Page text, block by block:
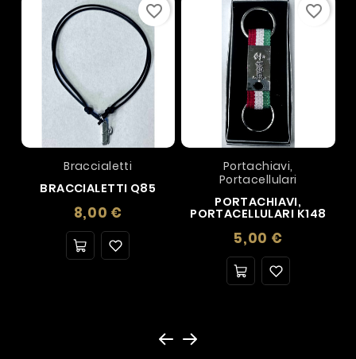
Braccialetti
BRACCIALETTI Q85
8,00 €Prezzo
favorite_border
Portachiavi,
Portacellulari
PORTACHIAVI,
PORTACELLULARI K148
5,00 €Prezzo
favorite_border